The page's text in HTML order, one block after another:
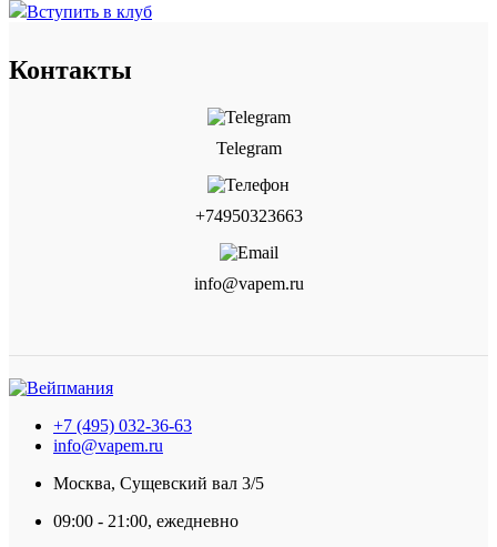
Вступить в клуб
Контакты
Telegram
+74950323663
info@vapem.ru
+7 (495) 032-36-63
info@vapem.ru
Москва, Сущевский вал 3/5
09:00 - 21:00, ежедневно